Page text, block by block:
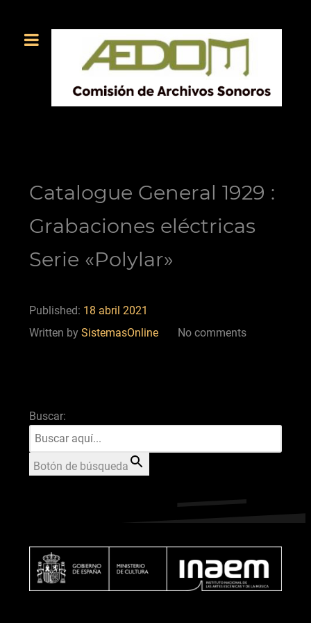
Catalogue General 1929 :
Grabaciones eléctricas
Serie «Polylar»
Published: 18 abril 2021
Written by SistemasOnline No comments
Buscar:
Botón de búsqueda